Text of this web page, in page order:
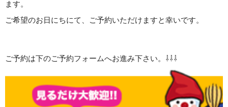
ます。
ご希望のお日にちにて、ご予約いただけますと幸いです。
ご予約は下のご予約フォームへお進み下さい。⇩⇩⇩